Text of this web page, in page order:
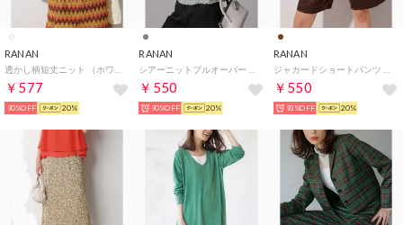
RANAN
￥577
90%OFF 20%
RANAN
￥550
90%OFF 20%
RANAN
￥550
93%OFF 20%